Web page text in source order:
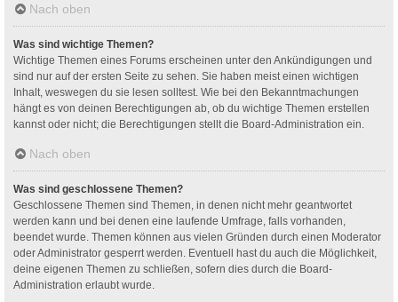
Nach oben
Was sind wichtige Themen?
Wichtige Themen eines Forums erscheinen unter den Ankündigungen und
sind nur auf der ersten Seite zu sehen. Sie haben meist einen wichtigen
Inhalt, weswegen du sie lesen solltest. Wie bei den Bekanntmachungen
hängt es von deinen Berechtigungen ab, ob du wichtige Themen erstellen
kannst oder nicht; die Berechtigungen stellt die Board-Administration ein.
Nach oben
Was sind geschlossene Themen?
Geschlossene Themen sind Themen, in denen nicht mehr geantwortet
werden kann und bei denen eine laufende Umfrage, falls vorhanden,
beendet wurde. Themen können aus vielen Gründen durch einen Moderator
oder Administrator gesperrt werden. Eventuell hast du auch die Möglichkeit,
deine eigenen Themen zu schließen, sofern dies durch die Board-
Administration erlaubt wurde.